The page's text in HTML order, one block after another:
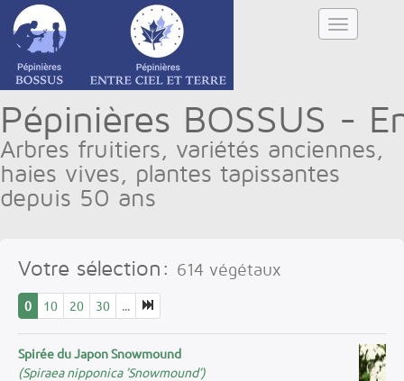
Pépinières BOSSUS -
Arbres fruitiers, variétés anciennes,
haies vives, plantes tapissantes
depuis 50 ans
Votre sélection: 614 végétaux
0 10 20 30
Spirée du Japon Snowmound
(Spiraea nipponica ’Snowmound’)